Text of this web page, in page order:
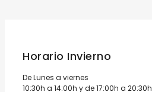
Horario Invierno
De Lunes a viernes
10:30h a 14:00h y de 17:00h a 20:30h